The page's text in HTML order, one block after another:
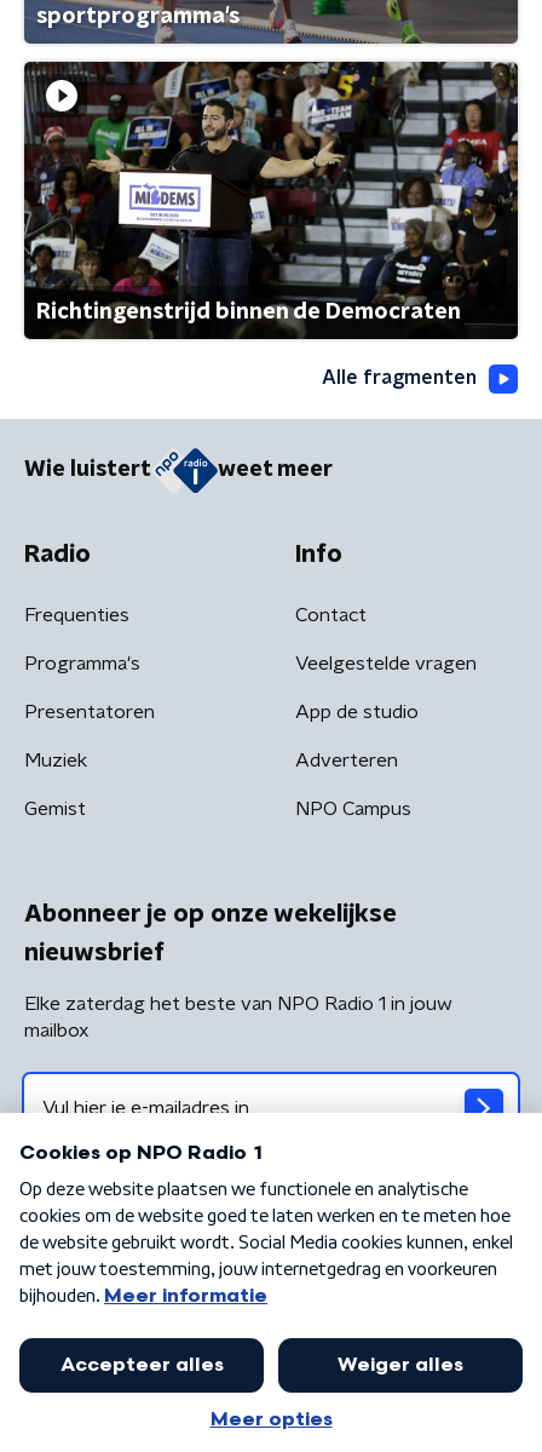
sportprogramma's
Richtingenstrijd binnen de Democraten
Alle fragmenten
Wie luistert weet meer
Radio
Frequenties
Programma's
Presentatoren
Muziek
Gemist
Info
Contact
Veelgestelde vragen
App de studio
Adverteren
NPO Campus
Abonneer je op onze wekelijkse
nieuwsbrief
Elke zaterdag het beste van NPO Radio 1 in jouw
mailbox
Algemene voorwaarden